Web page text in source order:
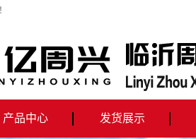
产品中心 发货展示